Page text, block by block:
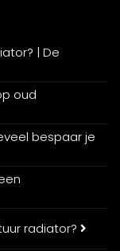
| De
oud
bespaar je
radiator?